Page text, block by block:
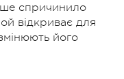
спричинило
відкриває для
його